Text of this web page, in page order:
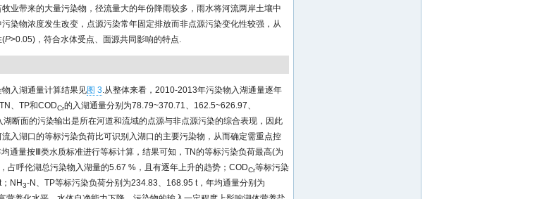
业带来的大量污染物，径流量大的年份降雨较多，雨水将河流两岸土壤中
染物浓度发生改变，点源污染常年固定排放而非点源污染变化性较强，从
(P>0.05)，符合水体受点、面源共同影响的特点.
入湖通量计算结果见图 3.从整体来看，2010-2013年污染物入湖通量逐年
、TP和CODCr的入湖通量分别为78.79~370.71、162.5~626.97、
断面的污染输出是所在河道和流域的点源与非点源污染的综合表现，因此
入湖口的等标污染负荷比可识别入湖口的主要污染物，从而确定需重点控
通量按Ⅲ类水质标准进行等标计算，结果可知，TN的等标污染负荷最高(为
占呼伦湖总污染物入湖量的5.67 %，且有逐年上升的趋势；CODCr等标污染
NH3-N、TP等标污染负荷分别为234.83、168.95 t，年均通量分别为